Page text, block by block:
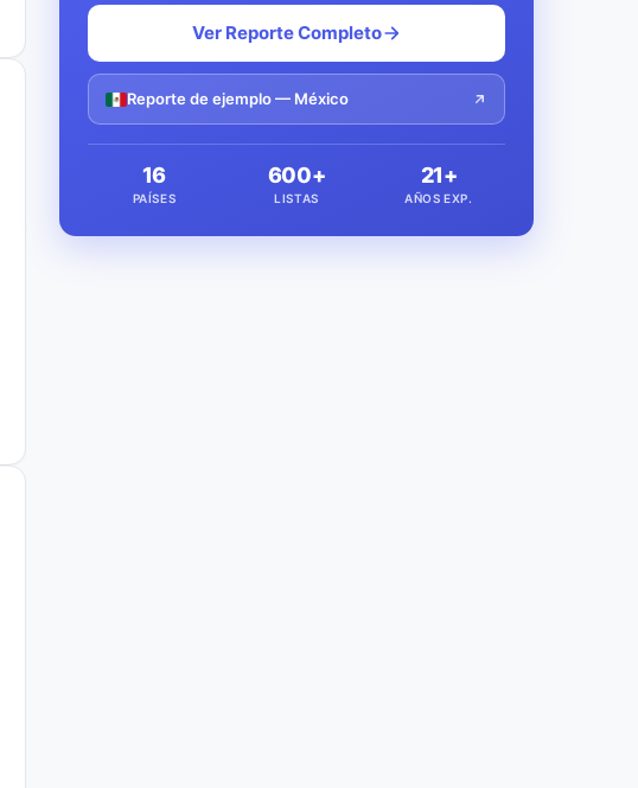
Ver Reporte Completo
Reporte de ejemplo — México
16
PAÍSES
600+
LISTAS
21+
AÑOS EXP.